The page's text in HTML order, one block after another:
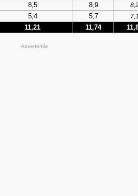
8,5 8,9
5,4 5,7
11,21 11,74
Advertentie